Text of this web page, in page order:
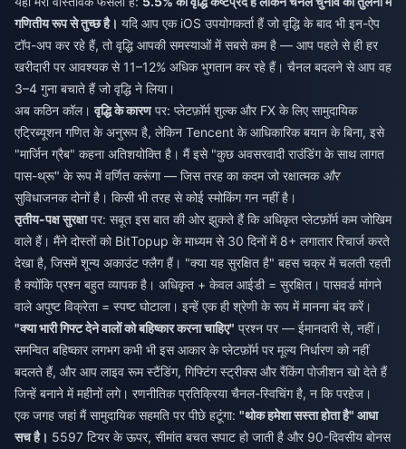
गणितीय रूप से तुच्छ है। यदि आप एक iOS उपयोगकर्ता हैं जो वृद्धि के बाद भी इन-ऐप
टॉप-अप कर रहे हैं, तो वृद्धि आपकी समस्याओं में सबसे कम है — आप पहले से ही हर
खरीदारी पर आवश्यक से 11–12% अधिक भुगतान कर रहे हैं। चैनल बदलने से आप वह
3–4 गुना बचाते हैं जो वृद्धि ने लिया।
अब कठिन कॉल।वृद्धि के कारणपर: प्लेटफ़ॉर्म शुल्क और FX के लिए सामुदायिक
एट्रिब्यूशन गणित के अनुरूप है, लेकिन Tencent के आधिकारिक बयान के बिना, इसे
"मार्जिन ग्रैब" कहना अतिशयोक्ति है। मैं इसे "कुछ अवसरवादी राउंडिंग के साथ लागत
पास-थ्रू" के रूप में वर्णित करूंगा — जिस तरह का कदम जो रक्षात्मक और
सुविधाजनक दोनों है। किसी भी तरह से कोई स्मोकिंग गन नहीं है।
तृतीय-पक्ष सुरक्षापर: सबूत इस बात की ओर झुकते हैं कि अधिकृत प्लेटफ़ॉर्म कम जोखिम
वाले हैं। मैंने दोस्तों को BitTopup के माध्यम से 30 दिनों में 8+ लगातार रिचार्ज करते
देखा है, जिसमें शून्य अकाउंट फ्लैग हैं। "क्या यह सुरक्षित है" बहस चक्र में चलती रहती
है क्योंकि प्रश्न बहुत व्यापक है। अधिकृत + केवल आईडी = सुरक्षित। पासवर्ड मांगने
वाले अपुष्ट विक्रेता = स्पष्ट घोटाला। इन्हें एक ही श्रेणी के रूप में मानना बंद करें।
"क्या भारी गिफ्ट देने वालों को बहिष्कार करना चाहिए" प्रश्न पर — ईमानदारी से, नहीं।
समन्वित बहिष्कार लगभग कभी भी इस आकार के प्लेटफ़ॉर्म पर मूल्य निर्धारण को नहीं
बदलते हैं, और आप लाइव रूम स्टैंडिंग, गिफ्टिंग स्ट्रीक्स और रैंकिंग पोजीशन खो देते हैं
जिन्हें बनाने में महीनों लगे। रणनीतिक प्रतिक्रिया चैनल-स्विचिंग है, न कि परहेज।
एक जगह जहां मैं सामुदायिक सहमति पर पीछे हटूंगा: "थोक हमेशा सस्ता होता है" आधा
सच है। 5597 टियर के ऊपर, सीमांत बचत सपाट हो जाती है और 90-दिवसीय बोनस